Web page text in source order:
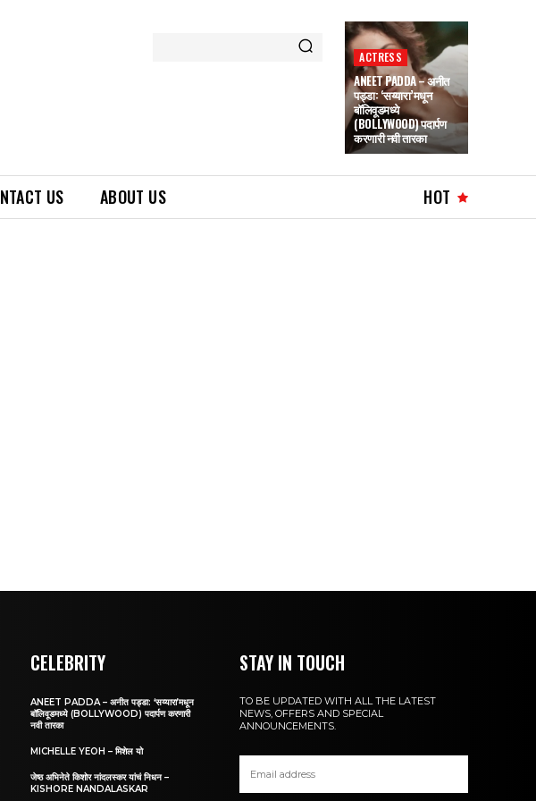
ACTRESS
ANEET PADDA – अनीत
पड्डा: ‘सय्यारा’मधून
बॉलिवूडमध्ये
(BOLLYWOOD) पदार्पण
करणारी नवी तारका
US ABOUT US HOT
CELEBRITY
ANEET PADDA – अनीत पड्डा: ‘सय्यारा’मधून
बॉलिवूडमध्ये (BOLLYWOOD) पदार्पण करणारी
नवी तारका
MICHELLE YEOH – मिशेल यो
जेष्ठ अभिनेते किशोर नांदलस्कर यांचं निधन –
KISHORE NANDALASKAR
STAY IN TOUCH
TO BE UPDATED WITH ALL THE LATEST
NEWS, OFFERS AND SPECIAL
ANNOUNCEMENTS.